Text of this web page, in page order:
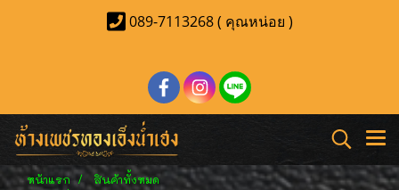
089-7113268 ( คุณหน่อย )
หน้าแรก
สินค้าทั้งหมด